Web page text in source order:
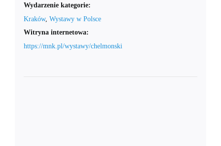
Wydarzenie kategorie:
Kraków, Wystawy w Polsce
Witryna internetowa:
https://mnk.pl/wystawy/chelmonski